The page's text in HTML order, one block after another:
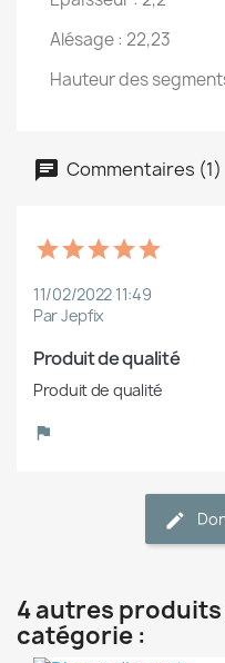
Alésage : 22,23
Hauteur des
Commentaires (1)
11/02/2022 11:49
Par Jepfix
Produit de qualité
Produit de qualité
4 autres produits
catégorie :